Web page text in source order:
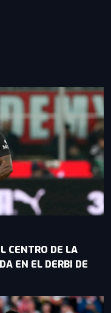
CENTRO DE LA
EN EL DERBI DE